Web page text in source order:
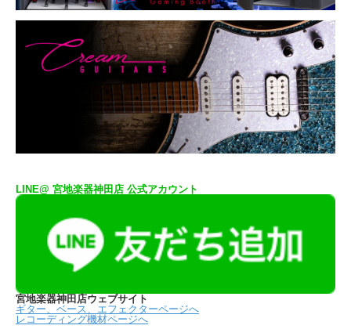
LINE@ 宮地楽器神田店 公式アカウント
宮地楽器神田店ウェブサイト
ギター、ベース、エフェクターページへ
レコーディング機材ページへ